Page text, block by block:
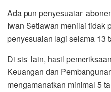
Ada pun penyesuaian
Iwan Setiawan menilai tidak
penyesuaian lagi selama 13
Di sisi lain, hasil
Keuangan dan
mengamanatkan minimal 5